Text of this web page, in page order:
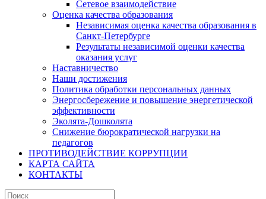
Сетевое взаимодействие
Оценка качества образования
Независимая оценка качества образования в
Санкт-Петербурге
Результаты независимой оценки качества
оказания услуг
Наставничество
Наши достижения
Политика обработки персональных данных
Энергосбережение и повышение энергетической
эффективности
Эколята-Дошколята
Снижение бюрократической нагрузки на
педагогов
ПРОТИВОДЕЙСТВИЕ КОРРУПЦИИ
КАРТА САЙТА
КОНТАКТЫ